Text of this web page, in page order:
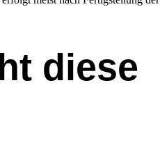
diese